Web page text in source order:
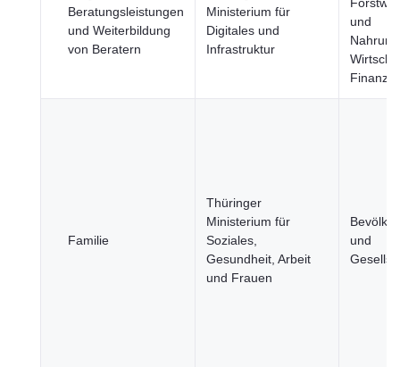
Beratungsleistungen
und Weiterbildung
von Beratern
Ministerium für
Digitales und
Infrastruktur
und
Familie
Thüringer
Ministerium für
Soziales,
Gesundheit, Arbeit
und Frauen
und